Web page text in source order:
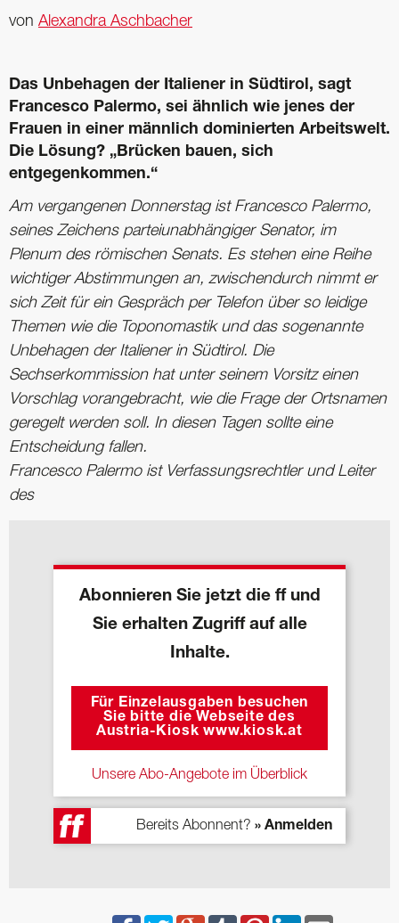
von Alexandra Aschbacher
Das Unbehagen der Italiener in Südtirol, sagt
Francesco Palermo, sei ähnlich wie jenes der
Frauen in einer männlich dominierten Arbeitswelt.
Die Lösung? „Brücken bauen, sich
entgegenkommen.“
Am vergangenen Donnerstag ist Francesco Palermo,
seines Zeichens parteiunabhängiger Senator, im
Plenum des römischen Senats. Es stehen eine Reihe
wichtiger Abstimmungen an, zwischendurch nimmt er
sich Zeit für ein Gespräch per Telefon über so leidige
Themen wie die Toponomastik und das sogenannte
Unbehagen der Italiener in Südtirol. Die
Sechserkommission hat ­unter seinem Vorsitz einen
Vorschlag vorangebracht, wie die Frage der Ortsnamen
geregelt werden soll. In diesen Tagen sollte eine
Entscheidung fallen.
Francesco Palermo ist ­Verfassungsrechtler und Leiter
des
Abonnieren Sie jetzt die ff und
Sie erhalten Zugriff auf alle
Inhalte.
Für Einzelausgaben besuchen
Sie bitte die Webseite des
Austria-Kiosk www.kiosk.at
Unsere Abo-Angebote im Überblick
Bereits Abonnent? » Anmelden